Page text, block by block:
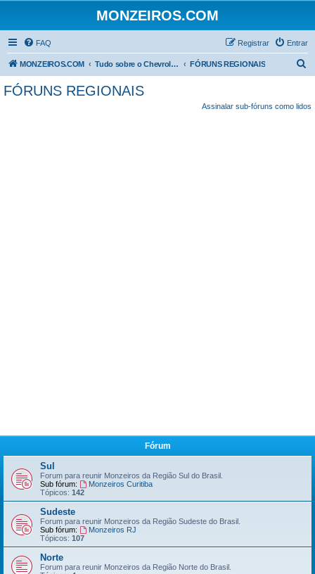
MONZEIROS.COM
FAQ Entrar
Registrar
MONZEIROS.COM Tudo sobre o Chevrolet Monza! FÓRUNS REGIONAIS
FÓRUNS REGIONAIS
Assinalar sub-fóruns como lidos
Fórum
Sul
Forum para reunir Monzeiros da Região Sul do Brasil.
Sub fórum:
Monzeiros Curitiba
Tópicos: 142
Sudeste
Forum para reunir Monzeiros da Região Sudeste do Brasil.
Sub fórum:
Monzeiros RJ
Tópicos: 107
Norte
Forum para reunir Monzeiros da Região Norte do Brasil.